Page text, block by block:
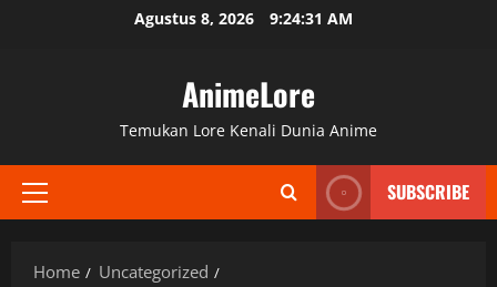
Agustus 8, 2026 9:24:32 AM
AnimeLore
Temukan Lore Kenali Dunia Anime
Primary
SUBSCRIBE
Home
Uncategorized